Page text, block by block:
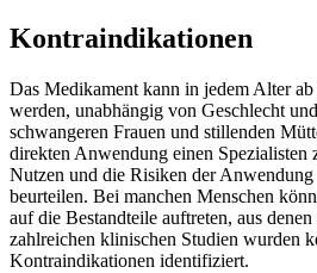
Kontraindikationen
Das Medikament kann in jedem Alter ab
werden, unabhängig von Geschlecht
schwangeren Frauen und stillenden
direkten Anwendung einen Spezialisten
Nutzen und die Risiken der Anwendung
beurteilen. Bei manchen Menschen
auf die Bestandteile auftreten, aus denen
zahlreichen klinischen Studien wurden
Kontraindikationen identifiziert.